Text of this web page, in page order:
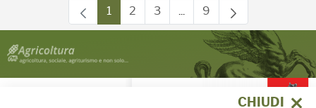
CHIUDI
Page
1 Page
2 Page
3 ...Intermediate Pages Use
Page
9